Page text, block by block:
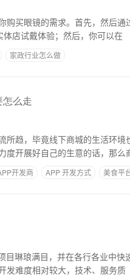
购买眼镜的需求。首先，然后通
店试戴体验；然后，你可以在
家政行业怎么做
怎么走
所趋，毕竟线下商城的生活环境
度开展好自己的生意的话，那么
开发商 APP 开发方式 美食平
目琳琅满目，并在各行各业中快
发难度相对较大，技术、服务质